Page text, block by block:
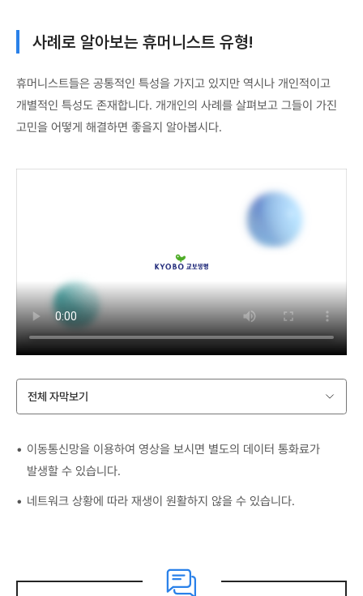
사례로 알아보는 휴머니스트 유형!
휴머니스트들은 공통적인 특성을 가지고 있지만 역시나 개인적이고
개별적인 특성도 존재합니다. 개개인의 사례를 살펴보고 그들이 가진
고민을 어떻게 해결하면 좋을지 알아봅시다.
전체 자막보기
이동통신망을 이용하여 영상을 보시면 별도의 데이터 통화료가
발생할 수 있습니다.
네트워크 상황에 따라 재생이 원활하지 않을 수 있습니다.